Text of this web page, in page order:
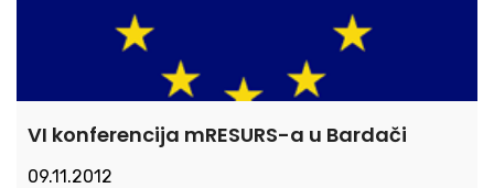
VI konferencija mRESURS-a u Bardači
09.11.2012